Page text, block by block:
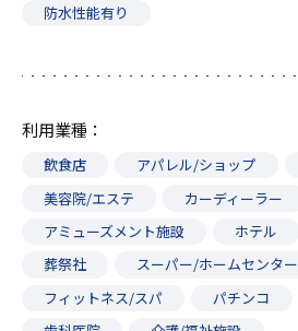
防水性能有り
利用業種
飲食店 アパレル/ショップ
美容院/エステ
カーディーラー
アミューズメント施設
ホテル
葬祭社
スーパー/ホームセンター
フィットネス/スパ
パチンコ